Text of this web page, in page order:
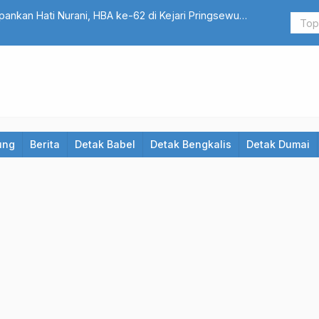
Hati Nurani, HBA ke-62 di Kejari Pringsewu
Berita Detak Babel Detak Bengkalis Detak Dumai